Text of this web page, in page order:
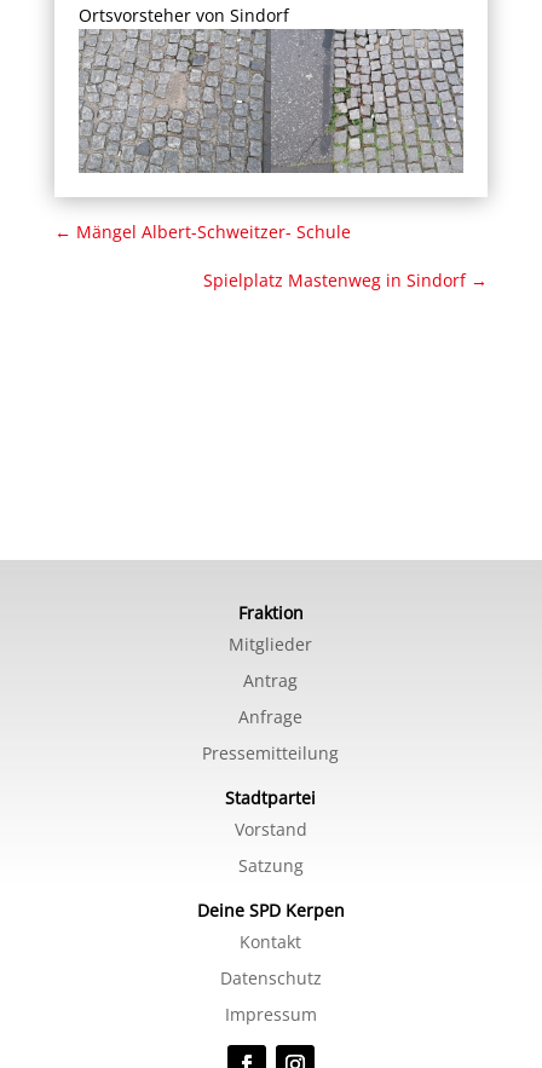
Ortsvorsteher von Sindorf
← Mängel Albert-Schweitzer- Schule
Spielplatz Mastenweg in Sindorf→
Fraktion
Mitglieder
Antrag
Anfrage
Pressemitteilung
Stadtpartei
Vorstand
Satzung
Deine SPD Kerpen
Kontakt
Datenschutz
Impressum